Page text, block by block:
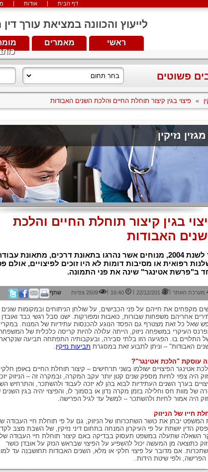
אודות דף הבית
לייעוץ והכוונה במציאת עורך דין
מאמרים ראשי
פשוטים
» פיצוי בגין קיצור תוחלת החיים והלכת השנים האבודות
מגזין נזיקין
בגין קיצור תוחלת החיים והלכת
האבודות
עד לשנת 2004, מנוחים אשר נהרגו בתאונת דרכים, מתאונת
רפואית או מסיבות דומות לא היו זוכים לפיצויים, אולם
ב"פרשת אטינגר" שינה את פני התמונה.
מערכת האתר |
22/12/201
|
16:40
| 2509 צפיות שתף
מקפחים את חייהם על פני הכבישים, על שולחן הניתוחים ובמקומות
אחריהם משפחות שבורות, כואבות ומפורקות. ישנו סבל רגשי כבד ואובדן
שאל כל זאת מצטרף גם הפסד הנוגע להכנסות עתידיות של המנוח.
העיקרי במשפחה ניזוק, הייתה עלולה להיות קריסה כלכלית של
התלויים בו. הפגיעה הזו בלתי סבירה, ובעקבותיה התפתחה תביעה
האבודות" – וניתן לתבוע זאת במסגרת תביעות נזיקין.
עוסקת "הלכת אטינגר"?
אטינגר הפיצויים ישולמו בשני תרחישים – קיצור תוחלת החיים באופן חלקי
היה צפוי לחיות מספק שנים קטן יותר עקב המקרה, ובמקרה זה – הניזוק
בערך השנים העתידיות לבוא בהן לא יזכה לעבוד ולהשתכר, והתרחיש
של מוות חס וחלילה בזמן מקרה נדון או בסמוך לו, והפיצוי יהיה בגין השנים
היה אמור לחיות ולהשתכר – למשל עד לגיל הפרישה.
חייו של הניזוק
המשפט יבחן את כושר השתכרותו של הניזוק, גם על פי תוחלת חיי העבודה
הדין יושתת על פי העיקרון המנחה בתחום דיני נזיקין, של השבת מצב
השאלה שתעלה במשפט תעסוק בבדיקה באם קיצור תוחלת חיי העבודה
כתוצאה מן המעשה יכול להשפיע על הפיצוי שבראש הנזק על אובדן כושר
אם מדובר על פיצוי חלקי או מלא, השנים האבודות תחושבנה עד
הפרישה, ולפי שיטת הידות.